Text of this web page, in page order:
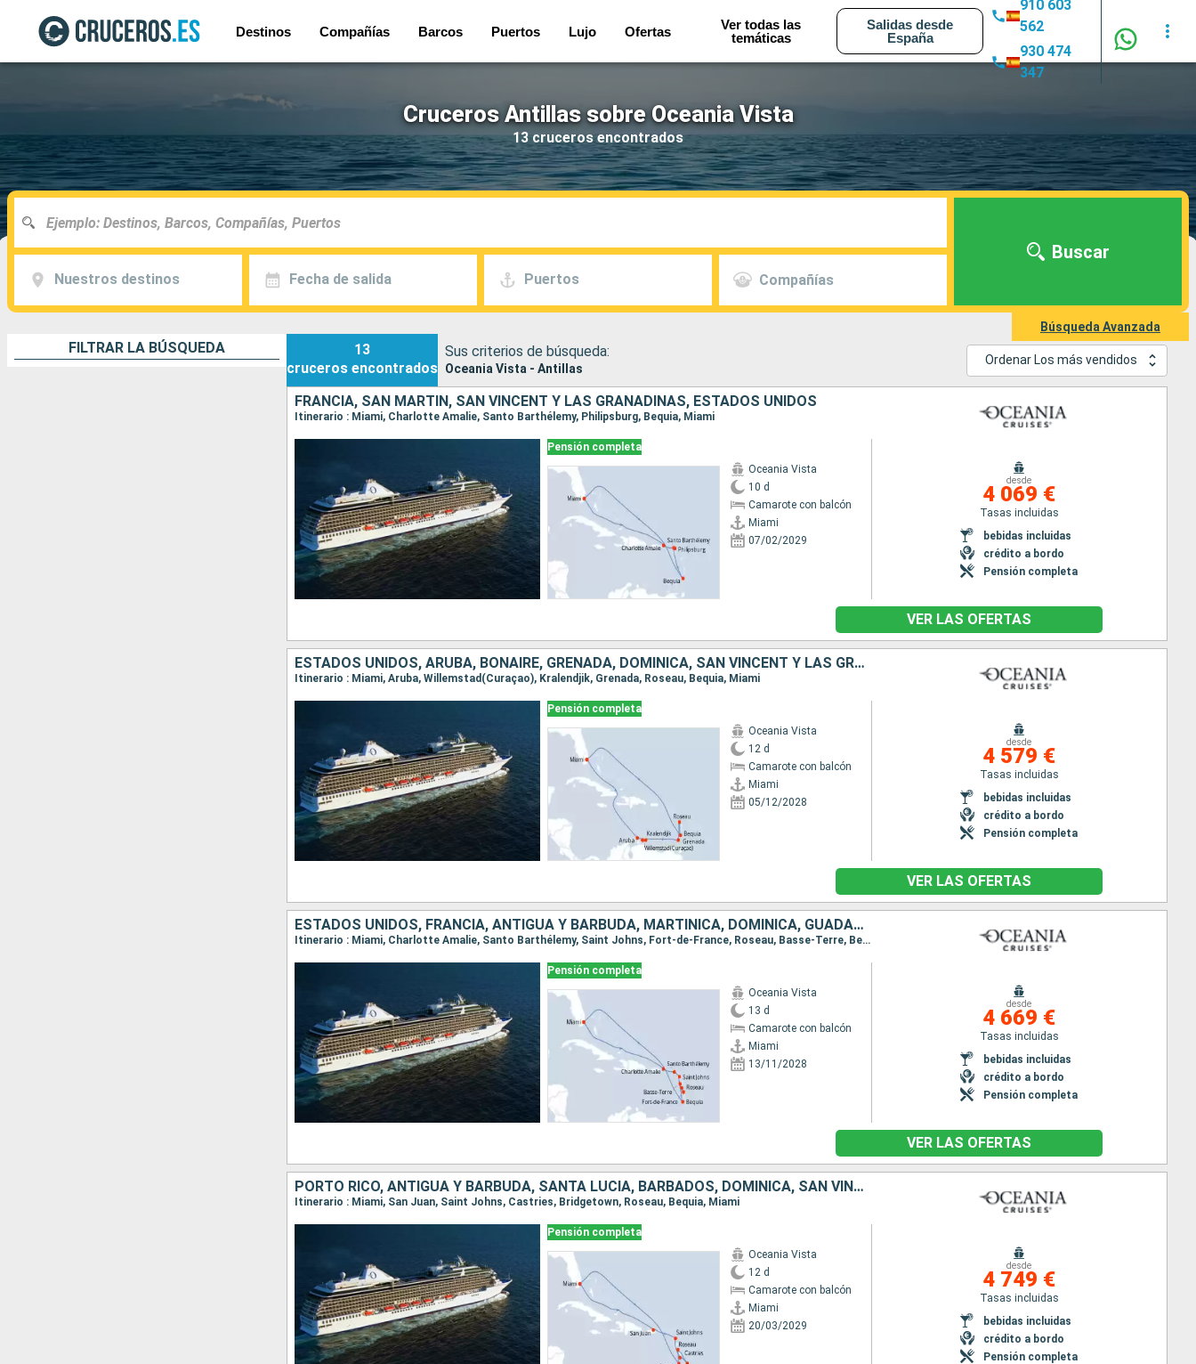
Destinos Compañías Barcos Puertos Lujo Ofertas
Ver todas las
temáticas
Salidas desde
España
910 603
562
930 474
347
Cruceros Antillas sobre Oceania Vista
13 cruceros encontrados
Nuestros destinos Fecha de salida Puertos Compañías
Buscar
Búsqueda Avanzada
FILTRAR LA BÚSQUEDA
13
cruceros encontrados
Sus criterios de búsqueda:
Oceania Vista - Antillas
Ordenar Los más vendidos
FRANCIA, SAN MARTÍN, SAN VINCENT Y LAS GRANADINAS, ESTADOS UNIDOS
Itinerario : Miami, Charlotte Amalie, Santo Barthélemy, Philipsburg, Bequia, Miami
Pensión completa
Oceania Vista
10 d
Camarote con balcón
Miami
07/02/2029
desde
4 069 €
Tasas incluidas
bebidas incluidas
crédito a bordo
Pensión completa
VER LAS OFERTAS
ESTADOS UNIDOS, ARUBA, BONAIRE, GRENADA, DOMINICA, SAN VINCENT Y LAS GRANADINAS
Itinerario : Miami, Aruba, Willemstad(Curaçao), Kralendjik, Grenada, Roseau, Bequia, Miami
Pensión completa
Oceania Vista
12 d
Camarote con balcón
Miami
05/12/2028
desde
4 579 €
Tasas incluidas
bebidas incluidas
crédito a bordo
Pensión completa
VER LAS OFERTAS
ESTADOS UNIDOS, FRANCIA, ANTIGUA Y BARBUDA, MARTINICA, DOMINICA, GUADALUPE, SAN VINCENT Y LAS GRANADINAS
Itinerario : Miami, Charlotte Amalie, Santo Barthélemy, Saint Johns, Fort-de-France, Roseau, Basse-Terre, Bequia, Miami
Pensión completa
Oceania Vista
13 d
Camarote con balcón
Miami
13/11/2028
desde
4 669 €
Tasas incluidas
bebidas incluidas
crédito a bordo
Pensión completa
VER LAS OFERTAS
PORTO RICO, ANTIGUA Y BARBUDA, SANTA LUCIA, BARBADOS, DOMINICA, SAN VINCENT Y LAS GRANADINAS, ESTADOS UNIDOS
Itinerario : Miami, San Juan, Saint Johns, Castries, Bridgetown, Roseau, Bequia, Miami
Pensión completa
Oceania Vista
12 d
Camarote con balcón
Miami
20/03/2029
desde
4 749 €
Tasas incluidas
bebidas incluidas
crédito a bordo
Pensión completa